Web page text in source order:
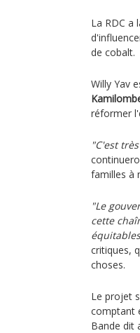
La RDC a
de cobalt.
Willy Yav
réformer
"C'est
familles à
"Le
cette
critiques,
choses.
Le projet
comptant
Bande dit